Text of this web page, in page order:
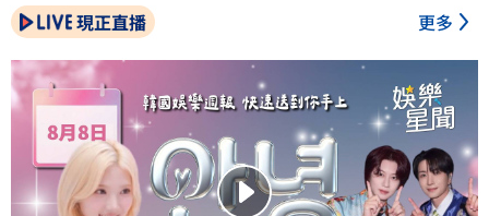
現正直播 更多